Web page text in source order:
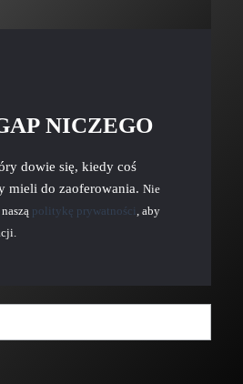
NICZEGO
dowie się, kiedy coś
mieli do zaoferowania. Nie
politykę prywatności, aby